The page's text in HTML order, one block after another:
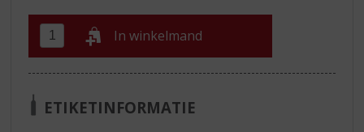
In winkelmand
ETIKETINFORMATIE